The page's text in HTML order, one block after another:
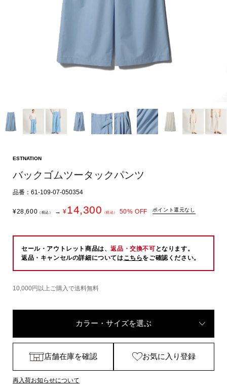
ESTNATION
バックゴムツータックパンツ
品番：61-109-07-050354
¥28,600 （税込） → ¥14,300 （税込） 50% OFF ポイント還元なし
セール・アウトレット商品は、返品・交換不可 となります。
返品・キャンセルの詳細についてはこちらをご確認ください。
10,000円以上ご購入で送料無料
カラー・サイズを選ぶ
店舗在庫を確認 お気に入り登録
再入荷お知らせについて